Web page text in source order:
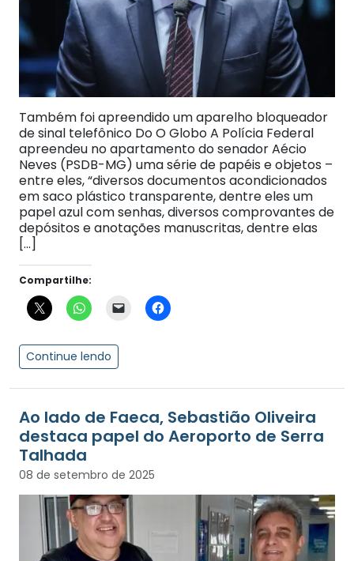
Também foi apreendido um aparelho bloqueador
de sinal telefônico Do O Globo A Polícia Federal
apreendeu no apartamento do senador Aécio
Neves (PSDB-MG) uma série de papéis e objetos –
entre eles, “diversos documentos acondicionados
em saco plástico transparente, dentre eles um
papel azul com senhas, diversos comprovantes de
depósitos e anotações manuscritas, dentre elas
[…]
Compartilhe:
Continue lendo
Ao lado de Faeca, Sebastião Oliveira
destaca papel do Aeroporto de Serra
Talhada
08 de setembro de 2025